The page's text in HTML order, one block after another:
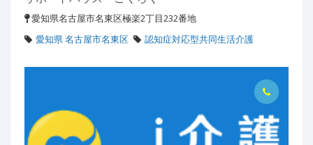
愛知県名古屋市名東区極楽2丁目232番地
愛知県 名古屋市名東区
認知症対応型共同生活介護